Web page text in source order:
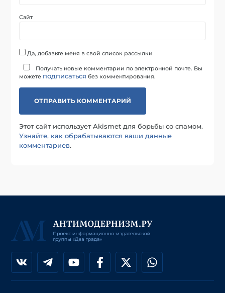
Сайт
Да, добавьте меня в свой список рассылки
Получать новые комментарии по электронной почте. Вы
можете подписаться без комментирования.
Этот сайт использует Akismet для борьбы со спамом.
Узнайте, как обрабатываются ваши данные
комментариев.